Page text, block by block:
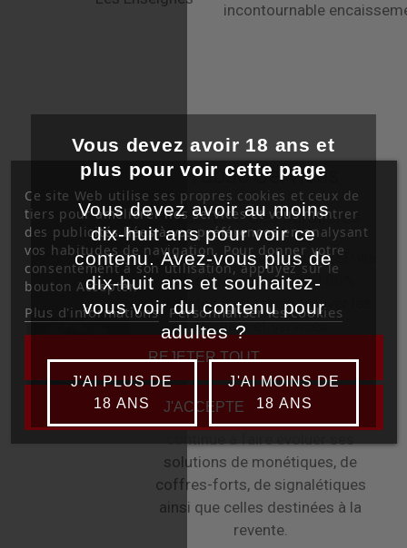
incontournable
Tabac Services
Au service des buralistes
Depuis 30 ans, l'entreprise ESP via
son site e-commerce 100%
buralistes s'attache à trouver les
produits et services
indispensables au 1er commerce
de proximité. Leader sur le marché
de l'étiquetage en linéaire tabac
grâce au concept Etiq'Express, ESP
continue à faire évoluer ses
solutions de monétiques, de
coffres-forts, de signalétiques
ainsi que celles destinées à la
revente.
Vous devez avoir 18 ans et
plus pour voir cette page
Vous devez avoir au moins
dix-huit ans pour voir ce
contenu. Avez-vous plus de
dix-huit ans et souhaitez-
vous voir du contenu pour
adultes ?
J'AI PLUS DE
18 ANS
J'AI MOINS DE
18 ANS
Ce site Web utilise ses propres cookies et ceux de
tiers pour améliorer nos services et vous montrer
des publicités liées à vos préférences en analysant
vos habitudes de navigation. Pour donner votre
consentement à son utilisation, appuyez sur le
bouton Accepter.
Plus d'informations Personnaliser les cookies
REJETER TOUT
J'ACCEPTE